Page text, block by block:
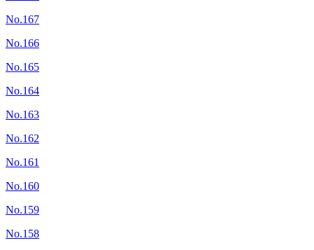
No.167
No.166
No.165
No.164
No.163
No.162
No.161
No.160
No.159
No.158